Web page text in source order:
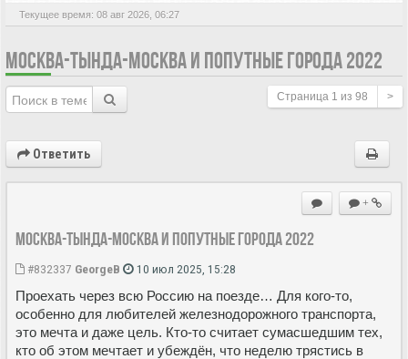
Текущее время: 08 авг 2026, 06:27
МОСКВА-ТЫНДА-МОСКВА И ПОПУТНЫЕ ГОРОДА 2022
Страница 1 из 98 >
Ответить
+
Москва-Тында-Москва и попутные города 2022
#832337 GeorgeB 10 июл 2025, 15:28
Проехать через всю Россию на поезде… Для кого-то,
особенно для любителей железнодорожного транспорта,
это мечта и даже цель. Кто-то считает сумасшедшим тех,
кто об этом мечтает и убеждён, что неделю трястись в